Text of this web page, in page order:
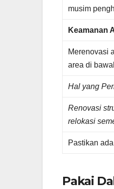
musim
Keamanan
Merenovasi
area di
Hal yang
Renovasi
relokasi
Pastikan
Pakai